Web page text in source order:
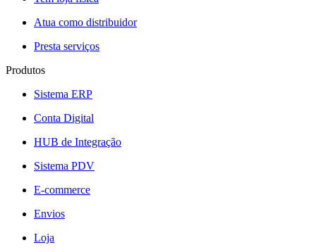
Atua como distribuidor
Presta serviços
Produtos
Sistema ERP
Conta Digital
HUB de Integração
Sistema PDV
E-commerce
Envios
Loja